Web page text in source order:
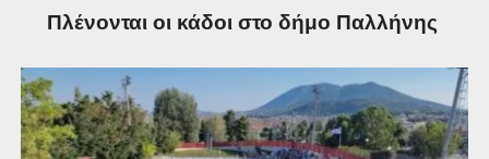
Πλένονται οι κάδοι στο δήμο Παλλήνης